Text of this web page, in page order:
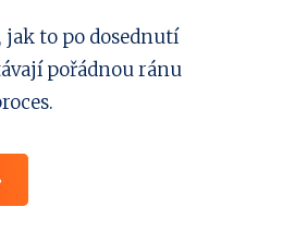
jak to po dosednutí
pořádnou ránu